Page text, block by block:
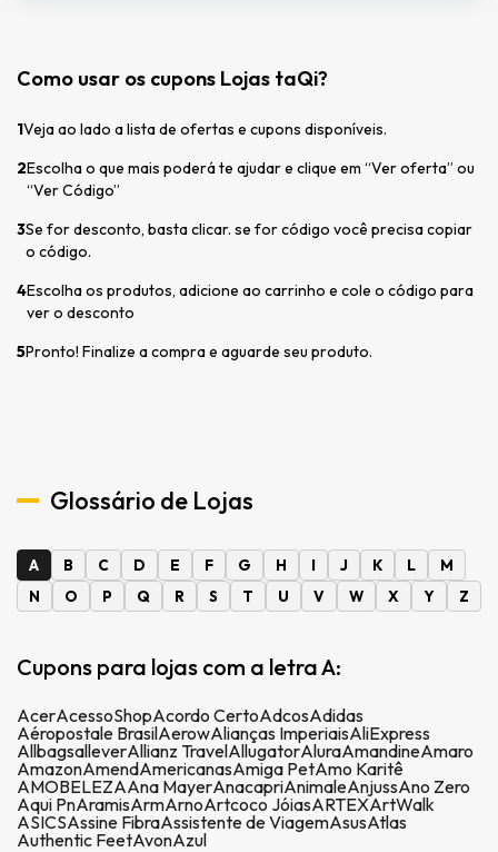
Como usar os cupons Lojas taQi?
1Veja ao lado a lista de ofertas e cupons disponíveis.
2Escolha o que mais poderá te ajudar e clique em “Ver oferta” ou
“Ver Código”
3Se for desconto, basta clicar. se for código você precisa copiar
o código.
4Escolha os produtos, adicione ao carrinho e cole o código para
ver o desconto
5Pronto! Finalize a compra e aguarde seu produto.
Glossário de Lojas
A B C D E F G H I J K L
M
N
O P Q R S T U V W X Y Z
Cupons para lojas com a letra A:
AcerAcessoShopAcordo CertoAdcosAdidas
Aéropostale BrasilAerowAlianças ImperiaisAliExpress
AllbagsalleverAllianz TravelAllugatorAluraAmandineAmaro
AmazonAmendAmericanasAmiga PetAmo Karitê
AMOBELEZAAna MayerAnacapriAnimaleAnjussAno Zero
Aqui PnAramisArmArnoArtcoco JóiasARTEXArtWalk
ASICSAssine FibraAssistente de ViagemAsusAtlas
Authentic FeetAvonAzul